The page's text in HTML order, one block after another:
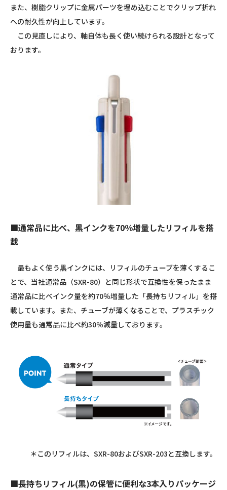
また、樹脂クリップに金属パーツを埋め込むことでクリップ折れ
への耐久性が向上しています。
この見直しにより、軸自体も長く使い続けられる設計となって
おります。
■通常品に比べ、黒インクを70％増量したリフィルを搭
載
最もよく使う黒インクには、リフィルのチューブを薄くするこ
とで、当社通常品（SXR-80）と同じ形状で互換性を保ったまま
通常品に比べインク量を約70％増量した「長持ちリフィル」を搭
載しています。また、チューブが薄くなることで、プラスチック
使用量も通常品に比べ約30％減量しております。
＊このリフィルは、SXR-80およびSXR-203と互換します。
■長持ちリフィル(黒)の保管に便利な3本入りパッケージ